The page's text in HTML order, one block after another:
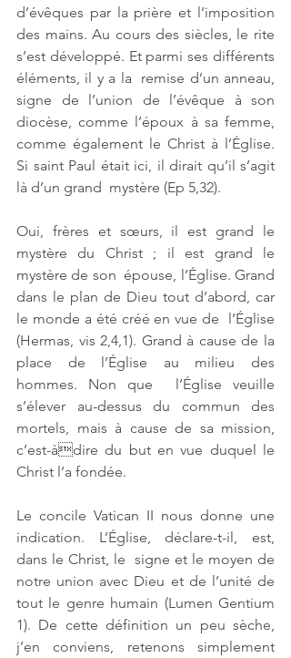
d’évêques par la prière et l’imposition
des mains. Au cours des siècles, le rite
s’est développé. Et parmi ses différents
éléments, il y a la  remise d’un anneau,
signe de l’union de l’évêque à son
diocèse, comme l’époux à sa femme,
comme également le Christ à l’Église.
Si saint Paul était ici, il dirait qu’il s’agit
là d’un grand  mystère (Ep 5,32).
Oui, frères et sœurs, il est grand le
mystère du Christ ; il est grand le
mystère de son  épouse, l’Église. Grand
dans le plan de Dieu tout d’abord, car
le monde a été créé en vue de  l’Église
(Hermas, vis 2,4,1). Grand à cause de la
place de l’Église au milieu des
hommes. Non que  l’Église veuille
s’élever au-dessus du commun des
mortels, mais à cause de sa mission,
c’est-àdire du but en vue duquel le
Christ l’a fondée.
Le concile Vatican II nous donne une
indication. L’Église, déclare-t-il, est,
dans le Christ, le  signe et le moyen de
notre union avec Dieu et de l’unité de
tout le genre humain (Lumen Gentium
1). De cette définition un peu sèche,
j’en conviens, retenons simplement